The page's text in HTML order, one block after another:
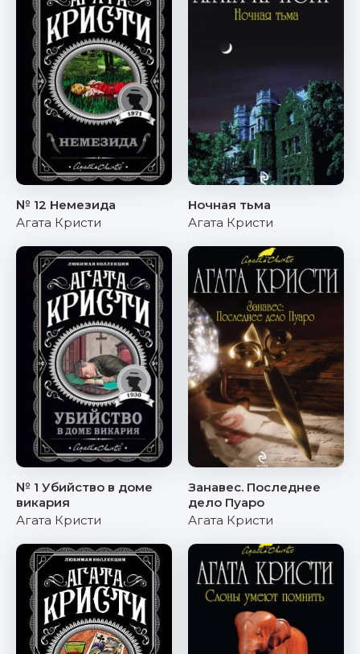
№ 12 Немезида
Агата Кристи
Ночная тьма
Агата Кристи
№ 1 Убийство в доме
викария
Агата Кристи
Занавес. Последнее
дело Пуаро
Агата Кристи